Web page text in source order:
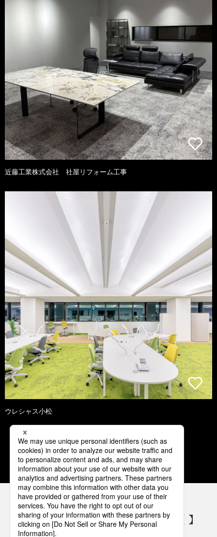
近藤工業株式会社 社屋リフォーム工事
ウレシャス小松
1 2 3 4 5
パナソニックの電気設備 SNSアカウント